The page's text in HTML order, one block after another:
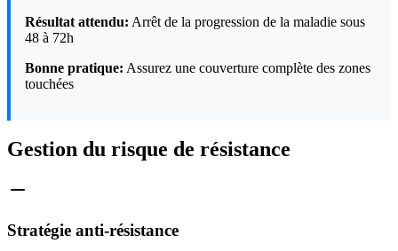
Résultat attendu: Arrêt de la progression de la maladie sous
48 à 72h
Bonne pratique: Assurez une couverture complète des zones
touchées
Gestion du risque de résistance
Stratégie anti-résistance